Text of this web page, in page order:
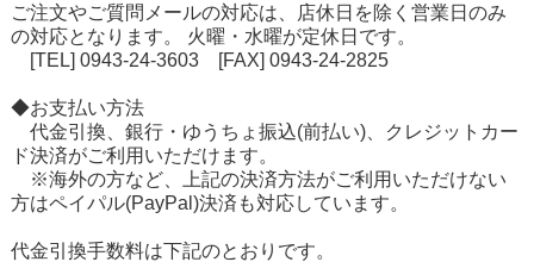
ご注文やご質問メールの対応は、店休日を除く営業日のみ
の対応となります。 火曜・水曜が定休日です。
[TEL] 0943-24-3603 [FAX] 0943-24-2825
◆お支払い方法
代金引換、銀行・ゆうちょ振込(前払い)、クレジットカー
ド決済がご利用いただけます。
※海外の方など、上記の決済方法がご利用いただけない
方はペイパル(PayPal)決済も対応しています。
代金引換手数料は下記のとおりです。